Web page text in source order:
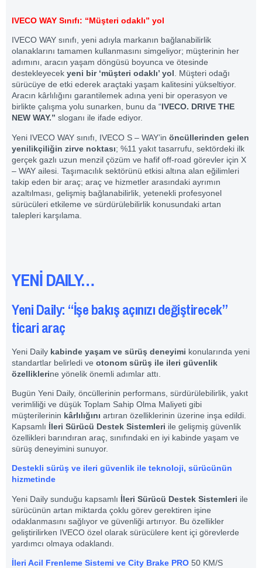
IVECO WAY Sınıfı: “Müşteri odaklı” yol
IVECO WAY sınıfı, yeni adıyla markanın bağlanabilirlik
olanaklarını tamamen kullanmasını simgeliyor; müşterinin her
adımını, aracın yaşam döngüsü boyunca ve ötesinde
destekleyecek yeni bir ‘müşteri odaklı’ yol . Müşteri odağı
sürücüye de etki ederek araçtaki yaşam kalitesini yükseltiyor.
Aracın kârlılığını garantilemek adına yeni bir operasyon ve
birlikte çalışma yolu sunarken, bunu da “IVECO. DRIVE THE
NEW WAY.” sloganı ile ifade ediyor.
Yeni IVECO WAY sınıfı, IVECO S – WAY’in öncüllerinden gelen
yenilikçiliğin zirve noktası; %11 yakıt tasarrufu, sektördeki ilk
gerçek gazlı uzun menzil çözüm ve hafif off-road görevler için X
– WAY ailesi. Taşımacılık sektörünü etkisi altına alan eğilimleri
takip eden bir araç; araç ve hizmetler arasındaki ayrımın
azaltılması, gelişmiş bağlanabilirlik, yetenekli profesyonel
sürücüleri etkileme ve sürdürülebilirlik konusundaki artan
talepleri karşılama.
YENİ DAILY…
Yeni Daily: “İşe bakış açınızı değiştirecek”
ticari araç
Yeni Daily kabinde yaşam ve sürüş deneyimi konularında yeni
standartlar belirledi ve otonom sürüş ile ileri güvenlik
özelliklerine yönelik önemli adımlar attı.
Bugün Yeni Daily, öncüllerinin performans, sürdürülebilirlik, yakıt
verimliliği ve düşük Toplam Sahip Olma Maliyeti gibi
müşterilerinin kârlılığını artıran özelliklerinin üzerine inşa edildi.
Kapsamlı İleri Sürücü Destek Sistemleri ile gelişmiş güvenlik
özellikleri barındıran araç, sınıfındaki en iyi kabinde yaşam ve
sürüş deneyimini sunuyor.
Destekli sürüş ve ileri güvenlik ile teknoloji, sürücünün
hizmetinde
Yeni Daily sunduğu kapsamlı İleri Sürücü Destek Sistemleri ile
sürücünün artan miktarda çoklu görev gerektiren işine
odaklanmasını sağlıyor ve güvenliği artırıyor. Bu özellikler
geliştirilirken IVECO özel olarak sürücülere kent içi görevlerde
yardımcı olmaya odaklandı.
İleri Acil Frenleme Sistemi ve City Brake PRO 50 KM/S